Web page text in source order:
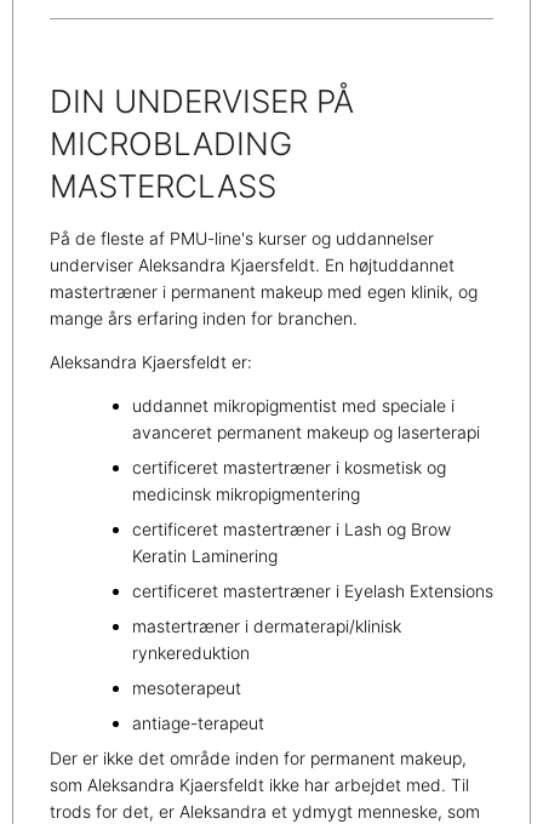
DIN UNDERVISER PÅ
MICROBLADING
MASTERCLASS
På de fleste af PMU-line's kurser og uddannelser
underviser Aleksandra Kjaersfeldt. En højtuddannet
mastertræner i permanent makeup med egen klinik, og
mange års erfaring inden for branchen.
Aleksandra Kjaersfeldt er:
uddannet mikropigmentist med speciale i
avanceret permanent makeup og laserterapi
certificeret mastertræner i kosmetisk og
medicinsk mikropigmentering
certificeret mastertræner i Lash og Brow
Keratin Laminering
certificeret mastertræner i Eyelash Extensions
mastertræner i dermaterapi/klinisk
rynkereduktion
mesoterapeut
antiage-terapeut
Der er ikke det område inden for permanent makeup,
som Aleksandra Kjaersfeldt ikke har arbejdet med. Til
trods for det, er Aleksandra et ydmygt menneske, som